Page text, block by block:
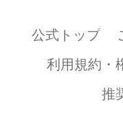
公式トップ
利用規約・
推